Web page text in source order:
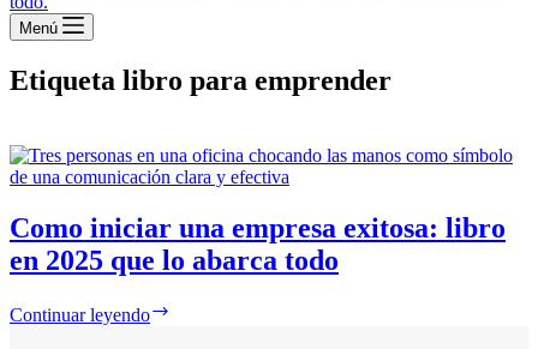
Menú
Etiqueta libro para emprender
Como iniciar una empresa exitosa: libro
en 2025 que lo abarca todo
Continuar leyendo